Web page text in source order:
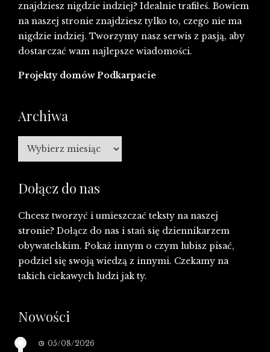
znajdziesz nigdzie indziej? Idealnie trafiłeś. Bowiem
na naszej stronie znajdziesz tylko to, czego nie ma
nigdzie indziej. Tworzymy nasz serwis z pasją, aby
dostarczać wam najlepsze wiadomości.
Projekty domów Podkarpacie
Archiwa
Archiwa
Dołącz do nas
Chcesz tworzyć i umieszczać teksty na naszej
stronie? Dołącz do nas i stań się dziennikarzem
obywatelskim. Pokaż innym o czym lubisz pisać,
podziel się swoją wiedzą z innymi. Czekamy na
takich ciekawych ludzi jak ty.
Nowości
05/08/2026